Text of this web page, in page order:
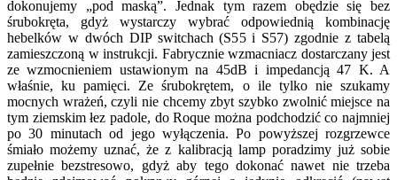
dokonujemy „pod maską”. Jednak tym razem obędzie się bez
śrubokręta, gdyż wystarczy wybrać odpowiednią kombinację
hebelków w dwóch DIP switchach (S55 i S57) zgodnie z tabelą
zamieszczoną w instrukcji. Fabrycznie wzmacniacz dostarczany jest
ze wzmocnieniem ustawionym na 45dB i impedancją 47 K. A
właśnie, ku pamięci. Ze śrubokrętem, o ile tylko nie szukamy
mocnych wrażeń, czyli nie chcemy zbyt szybko zwolnić miejsce na
tym ziemskim łez padole, do Roque można podchodzić co najmniej
po 30 minutach od jego wyłączenia. Po powyższej rozgrzewce
śmiało możemy uznać, że z kalibracją lamp poradzimy już sobie
zupełnie bezstresowo, gdyż aby tego dokonać nawet nie trzeba